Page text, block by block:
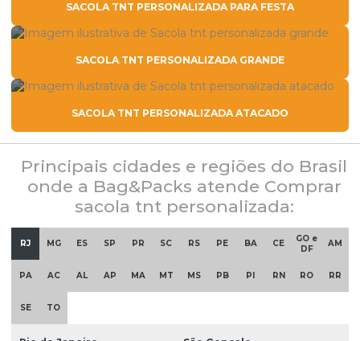
SACOLA TNT PERSONALIZADA PARA FESTA
SACOLA TNT PERSONALIZADA GRANDE
SACOLA TNT PERSONALIZADA ATACADO
Principais cidades e regiões do Brasil
onde a Bag&Packs atende Comprar
sacola tnt personalizada:
RJ MG ES SP PR SC RS PE BA CE
GO e
DF
AM
PA AC AL AP MA MT MS PB PI RN RO RR
SE TO